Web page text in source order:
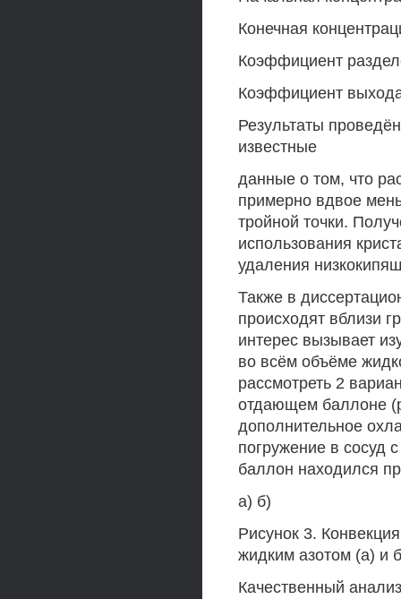
Конечная
Коэффициент
Коэффициент
Результаты
известные
данные о том, что
примерно вдвое
тройной точки.
использования
удаления
Также в
происходят вблизи
интерес вызывает
во всём объёме
рассмотреть 2
отдающем баллоне
дополнительное
погружение в сосуд
баллон находился
а) б)
Рисунок 3.
жидким азотом (а) и
Качественный